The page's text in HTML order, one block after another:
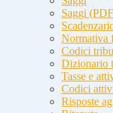
Saggi
Normativa
Codici
Dizionario
Tasse e
Codici
Risposte